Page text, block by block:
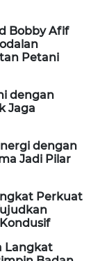
Bobby Afif
Petani
dengan
Jaga
dengan
Jadi Pilar
Perkuat
Langkat